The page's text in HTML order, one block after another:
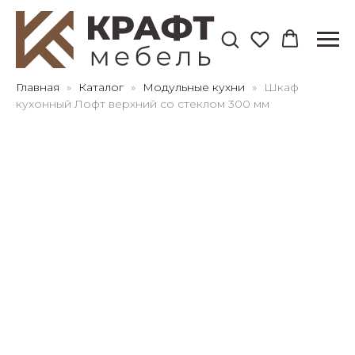
Главная Каталог Модульные кухни
Шкаф
кухонный Лофт верхний со стеклом 300 мм